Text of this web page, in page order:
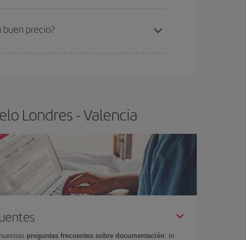
buen precio?
Londres - Valencia
preguntas frecuentes sobre documentación: te